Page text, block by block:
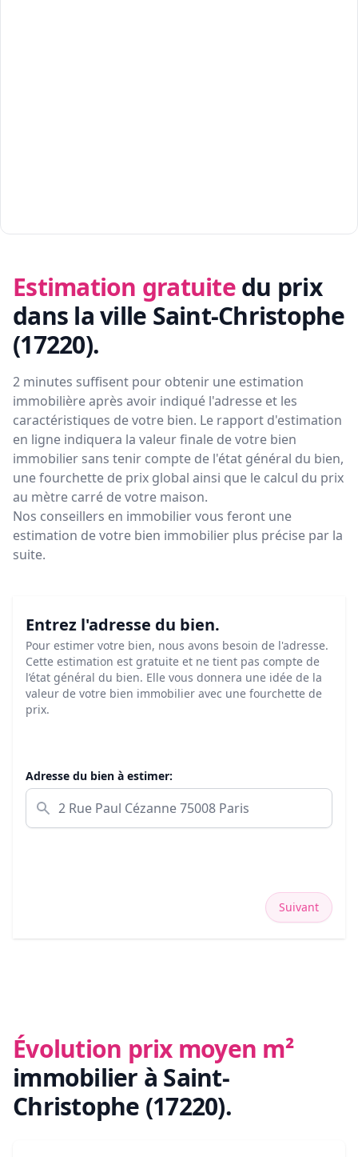
Estimation gratuite du prix
dans la ville Saint-Christophe
(17220).
2 minutes suffisent pour obtenir une estimation
immobilière après avoir indiqué l'adresse et les
caractéristiques de votre bien. Le rapport d'estimation
en ligne indiquera la valeur finale de votre bien
immobilier sans tenir compte de l'état général du bien,
une fourchette de prix global ainsi que le calcul du prix
au mètre carré de votre maison.
Nos conseillers en immobilier vous feront une
estimation de votre bien immobilier plus précise par la
suite.
Entrez l'adresse du bien.
Pour estimer votre bien, nous avons besoin de l'adresse.
Cette estimation est gratuite et ne tient pas compte de
l’état général du bien. Elle vous donnera une idée de la
valeur de votre bien immobilier avec une fourchette de
prix.
Adresse du bien à estimer:
Suivant
Évolution prix moyen m²
immobilier à Saint-
Christophe (17220).